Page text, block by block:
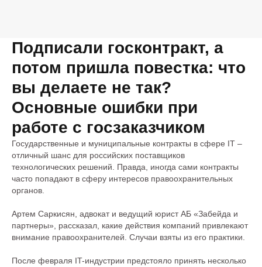
Подписали госконтракт, а
потом пришла повестка: что
вы делаете не так?
Основные ошибки при
работе с госзаказчиком
Государственные и муниципальные контракты в сфере IT –
отличный шанс для российских поставщиков
технологических решений. Правда, иногда сами контракты
часто попадают в сферу интересов правоохранительных
органов.
Артем Саркисян, адвокат и ведущий юрист АБ «Забейда и
партнеры», рассказал, какие действия компаний привлекают
внимание правоохранителей. Случаи взяты из его практики.
После февраля IT-индустрии предстояло принять несколько